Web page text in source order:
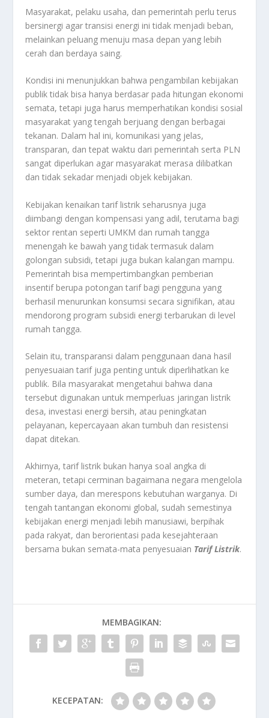
Masyarakat, pelaku usaha, dan pemerintah perlu terus
bersinergi agar transisi energi ini tidak menjadi beban,
melainkan peluang menuju masa depan yang lebih
cerah dan berdaya saing.
Kondisi ini menunjukkan bahwa pengambilan kebijakan
publik tidak bisa hanya berdasar pada hitungan ekonomi
semata, tetapi juga harus memperhatikan kondisi sosial
masyarakat yang tengah berjuang dengan berbagai
tekanan. Dalam hal ini, komunikasi yang jelas,
transparan, dan tepat waktu dari pemerintah serta PLN
sangat diperlukan agar masyarakat merasa dilibatkan
dan tidak sekadar menjadi objek kebijakan.
Kebijakan kenaikan tarif listrik seharusnya juga
diimbangi dengan kompensasi yang adil, terutama bagi
sektor rentan seperti UMKM dan rumah tangga
menengah ke bawah yang tidak termasuk dalam
golongan subsidi, tetapi juga bukan kalangan mampu.
Pemerintah bisa mempertimbangkan pemberian
insentif berupa potongan tarif bagi pengguna yang
berhasil menurunkan konsumsi secara signifikan, atau
mendorong program subsidi energi terbarukan di level
rumah tangga.
Selain itu, transparansi dalam penggunaan dana hasil
penyesuaian tarif juga penting untuk diperlihatkan ke
publik. Bila masyarakat mengetahui bahwa dana
tersebut digunakan untuk memperluas jaringan listrik
desa, investasi energi bersih, atau peningkatan
pelayanan, kepercayaan akan tumbuh dan resistensi
dapat ditekan.
Akhirnya, tarif listrik bukan hanya soal angka di
meteran, tetapi cerminan bagaimana negara mengelola
sumber daya, dan merespons kebutuhan warganya. Di
tengah tantangan ekonomi global, sudah semestinya
kebijakan energi menjadi lebih manusiawi, berpihak
pada rakyat, dan berorientasi pada kesejahteraan
bersama bukan semata-mata penyesuaian Tarif Listrik.
MEMBAGIKAN:
KECEPATAN: